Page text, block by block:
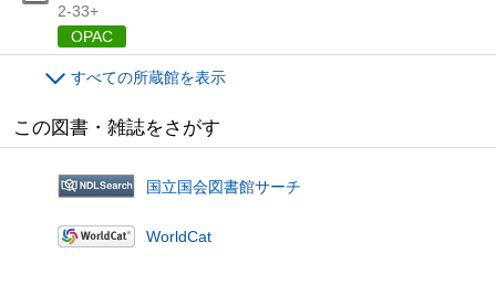
2-33+
OPAC
すべての所蔵館を表示
この図書・雑誌をさがす
国立国会図書館サーチ
WorldCat